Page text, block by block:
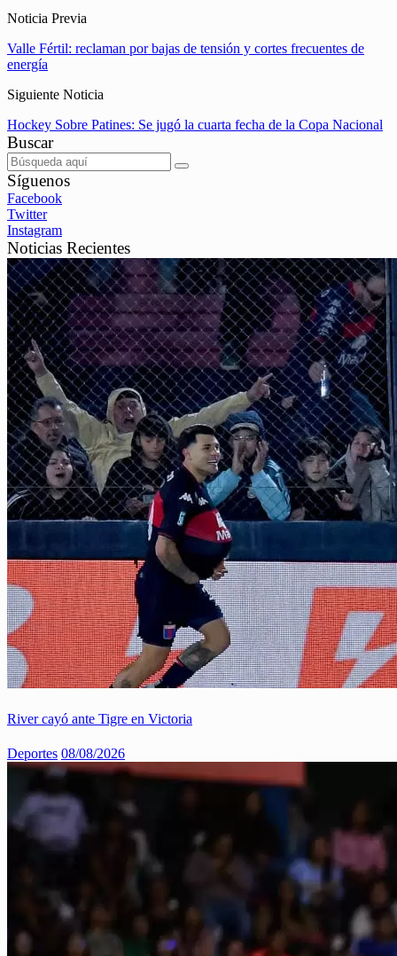
Noticia Previa
Valle Fértil: reclaman por bajas de tensión y cortes frecuentes de
energía
Siguiente Noticia
Hockey Sobre Patines: Se jugó la cuarta fecha de la Copa Nacional
Buscar
Síguenos
Facebook
Twitter
Instagram
Noticias Recientes
River cayó ante Tigre en Victoria
Deportes 08/08/2026